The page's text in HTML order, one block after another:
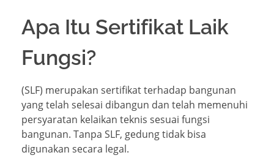
Apa Itu Sertifikat Laik
Fungsi?
(SLF) merupakan sertifikat terhadap bangunan
yang telah selesai dibangun dan telah memenuhi
persyaratan kelaikan teknis sesuai fungsi
bangunan. Tanpa SLF, gedung tidak bisa
digunakan secara legal.